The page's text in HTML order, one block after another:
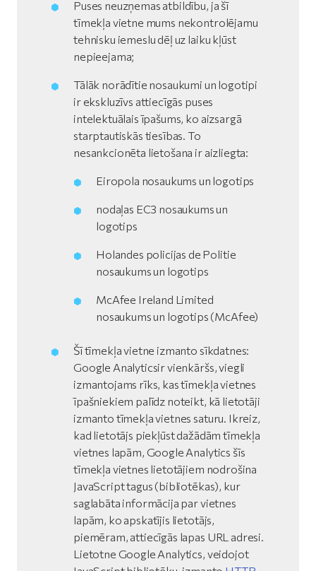
Puses neuzņemas atbildību, ja šī
tīmekļa vietne mums nekontrolējamu
tehnisku iemeslu dēļ uz laiku kļūst
nepieejama;
Tālāk norādītie nosaukumi un logotipi
ir ekskluzīvs attiecīgās puses
intelektuālais īpašums, ko aizsargā
starptautiskās tiesības. To
nesankcionēta lietošana ir aizliegta:
Eiropola nosaukums un logotips
nodaļas EC3 nosaukums un
logotips
Holandes policijas de Politie
nosaukums un logotips
McAfee Ireland Limited
nosaukums un logotips (McAfee)
Šī tīmekļa vietne izmanto sīkdatnes:
Google Analyticsir vienkāršs, viegli
izmantojams rīks, kas tīmekļa vietnes
īpašniekiem palīdz noteikt, kā lietotāji
izmanto tīmekļa vietnes saturu. Ikreiz,
kad lietotājs piekļūst dažādām tīmekļa
vietnes lapām, Google Analytics šīs
tīmekļa vietnes lietotājiem nodrošina
JavaScript tagus (bibliotēkas), kur
saglabāta informācija par vietnes
lapām, ko apskatījis lietotājs,
piemēram, attiecīgās lapas URL adresi.
Lietotne Google Analytics, veidojot